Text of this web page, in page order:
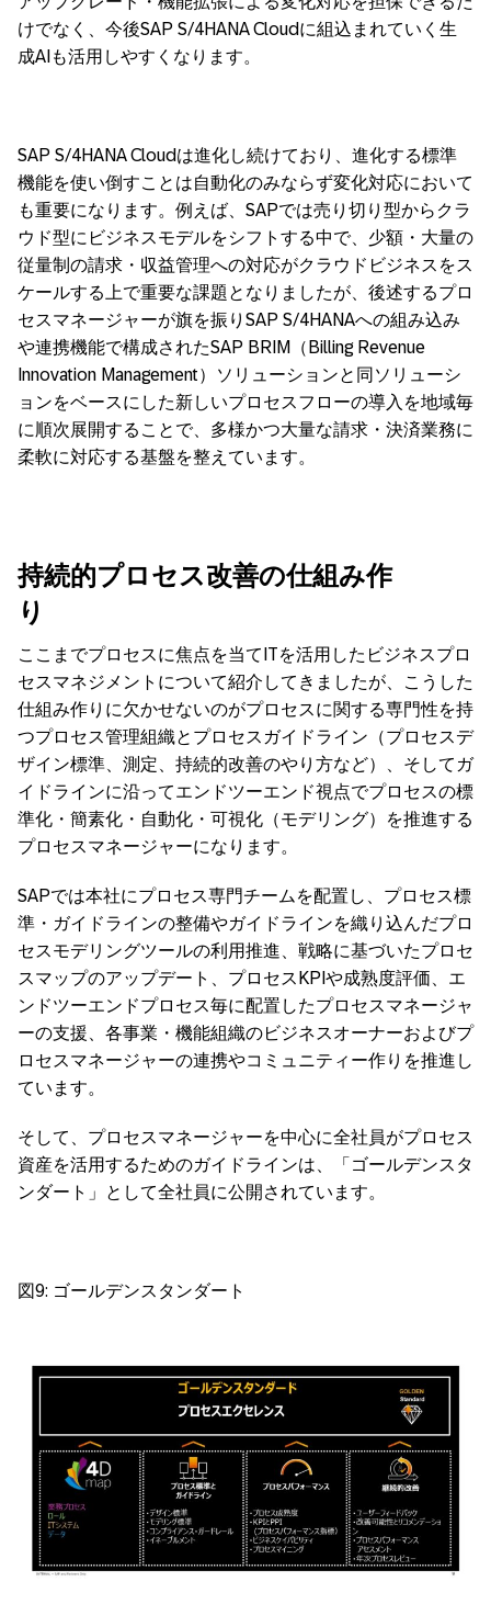
けでなく、今後SAP S/4HANA Cloudに組込まれていく生
成AIも活用しやすくなります。
SAP S/4HANA Cloudは進化し続けており、進化する標準
機能を使い倒すことは自動化のみならず変化対応において
も重要になります。例えば、SAPでは売り切り型からクラ
ウド型にビジネスモデルをシフトする中で、少額・大量の
従量制の請求・収益管理への対応がクラウドビジネスをス
ケールする上で重要な課題となりましたが、後述するプロ
セスマネージャーが旗を振りSAP S/4HANAへの組み込み
や連携機能で構成されたSAP BRIM（Billing Revenue
Innovation Management）ソリューションと同ソリューシ
ョンをベースにした新しいプロセスフローの導入を地域毎
に順次展開することで、多様かつ大量な請求・決済業務に
柔軟に対応する基盤を整えています。
持続的プロセス改善の仕組み作
り
ここまでプロセスに焦点を当てITを活用したビジネスプロ
セスマネジメントについて紹介してきましたが、こうした
仕組み作りに欠かせないのがプロセスに関する専門性を持
つプロセス管理組織とプロセスガイドライン（プロセスデ
ザイン標準、測定、持続的改善のやり方など）、そしてガ
イドラインに沿ってエンドツーエンド視点でプロセスの標
準化・簡素化・自動化・可視化（モデリング）を推進する
プロセスマネージャーになります。
SAPでは本社にプロセス専門チームを配置し、プロセス標
準・ガイドラインの整備やガイドラインを織り込んだプロ
セスモデリングツールの利用推進、戦略に基づいたプロセ
スマップのアップデート、プロセスKPIや成熟度評価、エ
ンドツーエンドプロセス毎に配置したプロセスマネージャ
ーの支援、各事業・機能組織のビジネスオーナーおよびプ
ロセスマネージャーの連携やコミュニティー作りを推進し
ています。
そして、プロセスマネージャーを中心に全社員がプロセス
資産を活用するためのガイドラインは、「ゴールデンスタ
ンダート」として全社員に公開されています。
図9: ゴールデンスタンダート